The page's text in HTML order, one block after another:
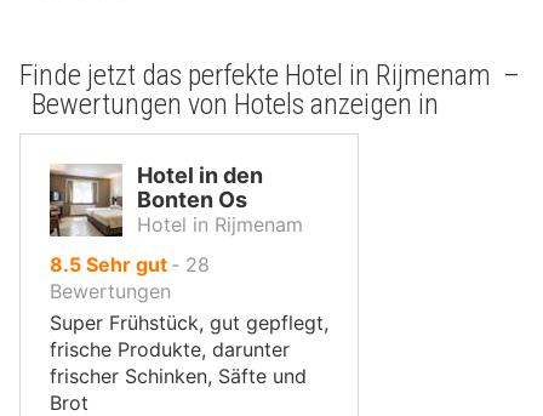
Finde jetzt das perfekte Hotel in Rijmenam –
Bewertungen von Hotels anzeigen in
Hotel in den
Bonten Os
Hotel in Rijmenam
8.5von
10,
Sehr gut ‐ 28
Bewertungen
Super Frühstück, gut gepflegt,
frische Produkte, darunter
frischer Schinken, Säfte und
Brot